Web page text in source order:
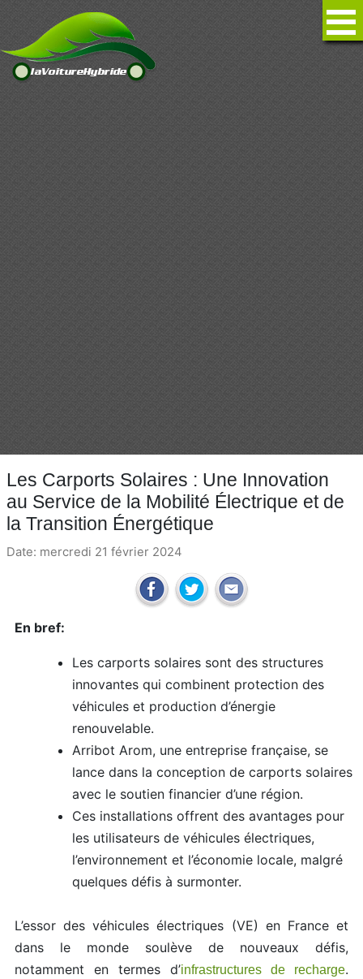
Les Carports Solaires : Une Innovation
au Service de la Mobilité Électrique et de
la Transition Énergétique
Date: mercredi 21 février 2024
En bref:
Les carports solaires sont des structures
innovantes qui combinent protection des
véhicules et production d’énergie
renouvelable.
Arribot Arom, une entreprise française, se
lance dans la conception de carports solaires
avec le soutien financier d’une région.
Ces installations offrent des avantages pour
les utilisateurs de véhicules électriques,
l’environnement et l’économie locale, malgré
quelques défis à surmonter.
L’essor des véhicules électriques (VE) en France et
dans le monde soulève de nouveaux défis,
notamment en termes d’infrastructures de recharge.